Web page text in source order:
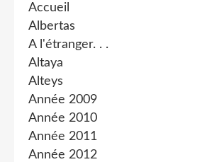
Accueil
Albertas
A l'étranger. . .
Altaya
Alteys
Année 2009
Année 2010
Année 2011
Année 2012